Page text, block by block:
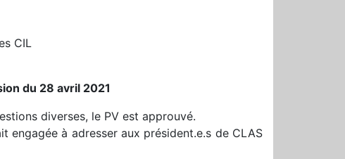
CIL
du 28 avril 2021
diverses, le PV est approuvé.
engagée à adresser aux président.e.s de CLAS